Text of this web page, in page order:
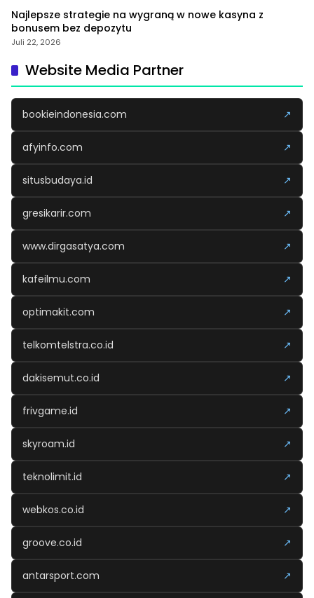
Najlepsze strategie na wygraną w nowe kasyna z
bonusem bez depozytu
Juli 22, 2026
Website Media Partner
bookieindonesia.com ↗
afyinfo.com ↗
situsbudaya.id ↗
gresikarir.com ↗
www.dirgasatya.com ↗
kafeilmu.com ↗
optimakit.com ↗
telkomtelstra.co.id ↗
dakisemut.co.id ↗
frivgame.id ↗
skyroam.id ↗
teknolimit.id ↗
webkos.co.id ↗
groove.co.id ↗
antarsport.com ↗